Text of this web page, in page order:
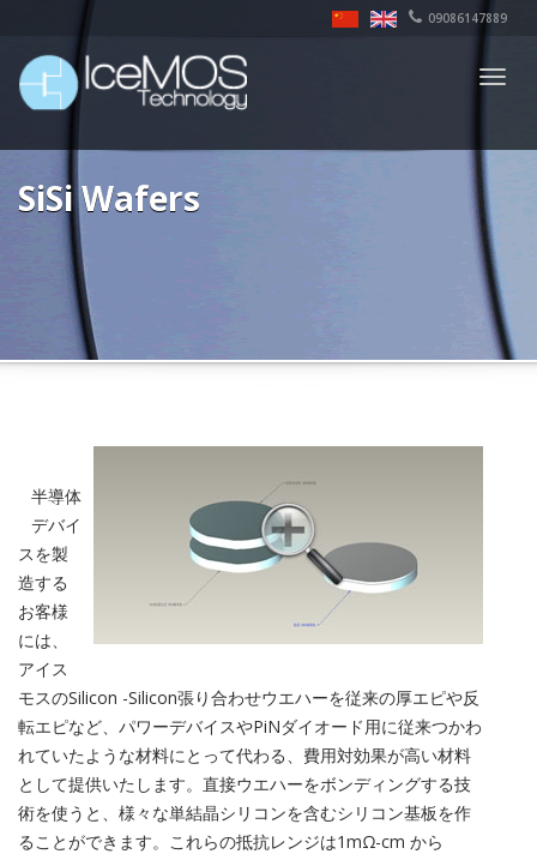
09086147889
SiSi Wafers
半導体
デバイ
スを製
造する
お客様
には、
アイス
モスのSilicon -Silicon張り合わせウエハーを従来の厚エピや反
転エピなど、パワーデバイスやPiNダイオード用に従来つかわ
れていたような材料にとって代わる、費用対効果が高い材料
として提供いたします。直接ウエハーをボンディングする技
術を使うと、様々な単結晶シリコンを含むシリコン基板を作
ることができます。これらの抵抗レンジは1mΩ-cm から